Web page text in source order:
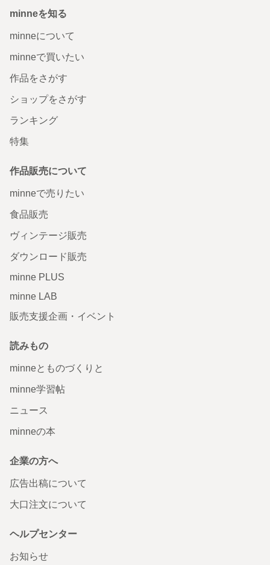
minneを知る
minneについて
minneで買いたい
作品をさがす
ショップをさがす
ランキング
特集
作品販売について
minneで売りたい
食品販売
ヴィンテージ販売
ダウンロード販売
minne PLUS
minne LAB
販売支援企画・イベント
読みもの
minneとものづくりと
minne学習帖
ニュース
minneの本
企業の方へ
広告出稿について
大口注文について
ヘルプセンター
お知らせ